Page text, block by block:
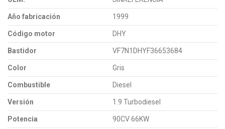
Año fabricación 1999
Código motor DHY
Bastidor VF7N1DHYF36653684
Color Gris
Combustible Diesel
Versión 1.9 Turbodiesel
Potencia 90CV 66KW